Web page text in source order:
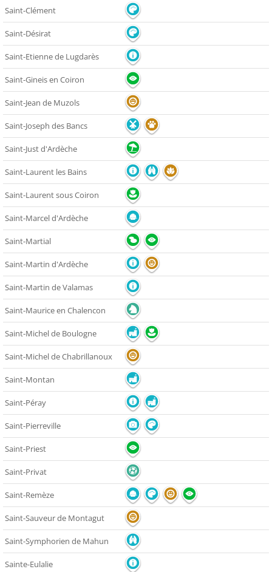
Saint-Clément
Saint-Désirat
Saint-Etienne de Lugdarès
Saint-Gineis en Coiron
Saint-Jean de Muzols
Saint-Joseph des Bancs
Saint-Just d'Ardèche
Saint-Laurent les Bains
Saint-Laurent sous Coiron
Saint-Marcel d'Ardèche
Saint-Martial
Saint-Martin d'Ardèche
Saint-Martin de Valamas
Saint-Maurice en Chalencon
Saint-Michel de Boulogne
Saint-Michel de Chabrillanoux
Saint-Montan
Saint-Péray
Saint-Pierreville
Saint-Priest
Saint-Privat
Saint-Remèze
Saint-Sauveur de Montagut
Saint-Symphorien de Mahun
Sainte-Eulalie